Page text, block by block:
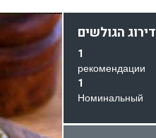
דירוג הגולשים
1
рекомендации
1
Номинальный